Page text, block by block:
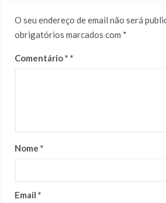
O seu endereço de email não será
obrigatórios marcados com *
Comentário*
Nome *
Email *